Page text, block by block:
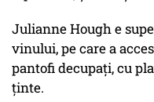
Julianne Hough e
vinului, pe care a
pantofi decupaţi, cu
ţinte.